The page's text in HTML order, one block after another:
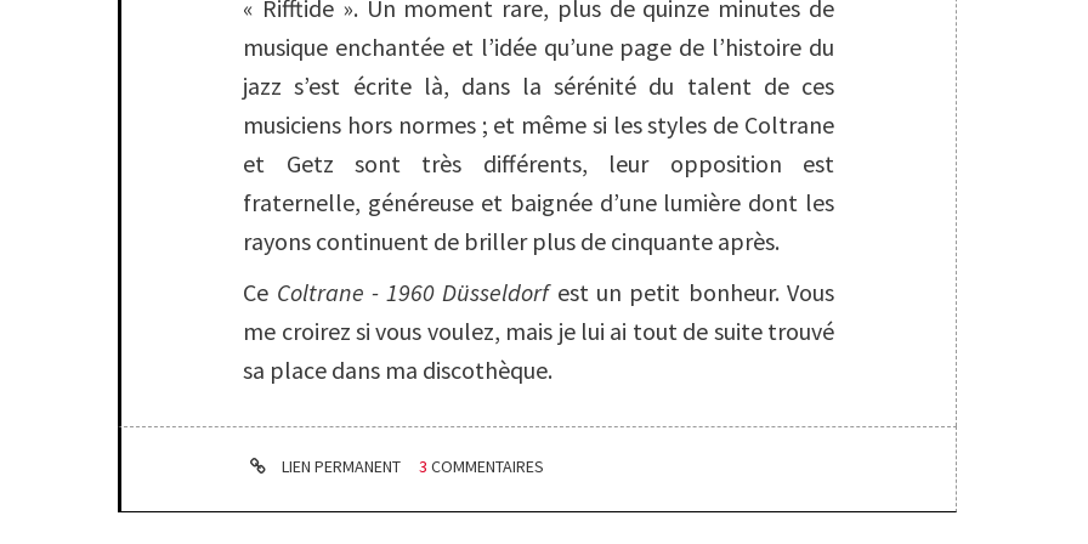
« Rifftide ». Un moment rare, plus de quinze minutes de
musique enchantée et l’idée qu’une page de l’histoire du
jazz s’est écrite là, dans la sérénité du talent de ces
musiciens hors normes ; et même si les styles de Coltrane
et Getz sont très différents, leur opposition est
fraternelle, généreuse et baignée d’une lumière dont les
rayons continuent de briller plus de cinquante après.
Ce Coltrane - 1960 Düsseldorfest un petit bonheur. Vous
me croirez si vous voulez, mais je lui ai tout de suite trouvé
sa place dans ma discothèque.
LIEN PERMANENT 3 COMMENTAIRES